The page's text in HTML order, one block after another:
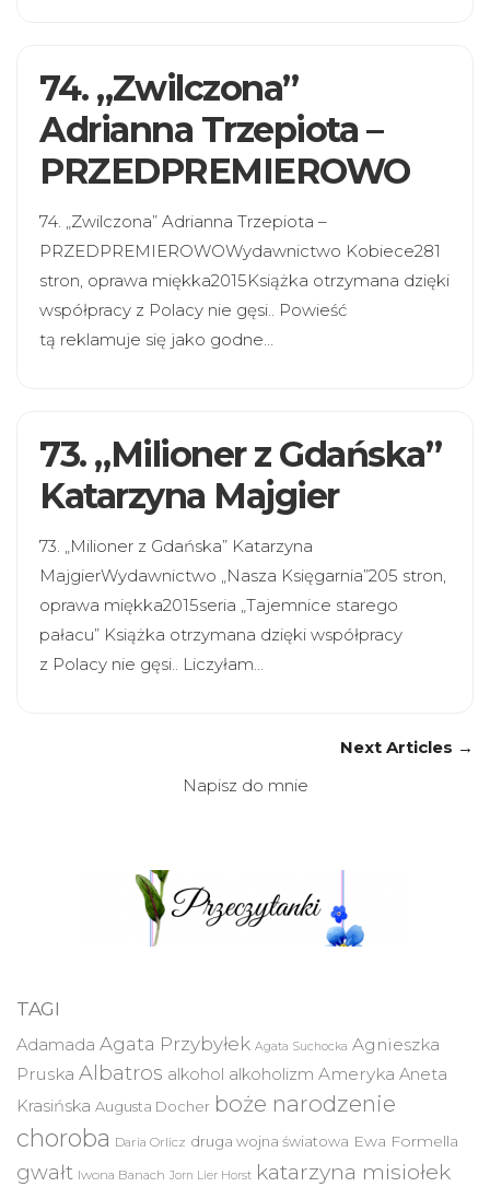
74. „Zwilczona”
Adrianna Trzepiota –
PRZEDPREMIEROWO
74. „Zwilczona” Adrianna Trzepiota –
PRZEDPREMIEROWOWydawnictwo Kobiece281
stron, oprawa miękka2015Książka otrzymana dzięki
współpracy z Polacy nie gęsi.. Powieść
tą reklamuje się jako godne…
73. „Milioner z Gdańska”
Katarzyna Majgier
73. „Milioner z Gdańska” Katarzyna
MajgierWydawnictwo „Nasza Księgarnia”205 stron,
oprawa miękka2015seria „Tajemnice starego
pałacu” Książka otrzymana dzięki współpracy
z Polacy nie gęsi.. Liczyłam…
Next Articles →
Napisz do mnie
TAGI
Adamada Agata Przybyłek Agata Suchocka Agnieszka
Pruska Albatros alkohol alkoholizm Ameryka Aneta
Krasińska Augusta Docher boże narodzenie
choroba Daria Orlicz druga wojna światowa Ewa Formella
gwałt Iwona Banach Jorn Lier Horst katarzyna misiołek